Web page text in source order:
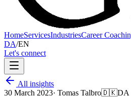
HomeServicesIndustriesCareer
DA/EN
Let's connect
All insights
30 March 2023· Tomas Talbro🇩🇰DA